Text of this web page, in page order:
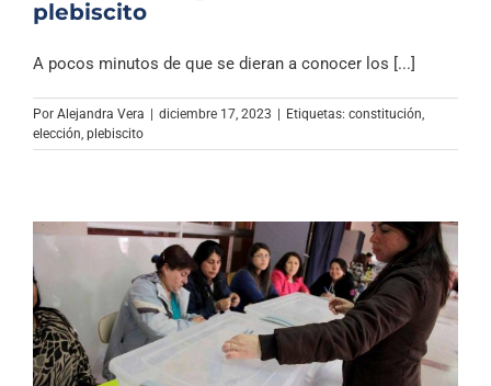
plebiscito
A pocos minutos de que se dieran a conocer los [...]
Por Alejandra Vera | diciembre 17, 2023 | Etiquetas: constitución
elección plebiscito